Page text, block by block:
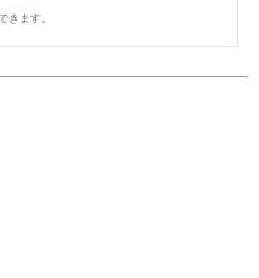
きます。